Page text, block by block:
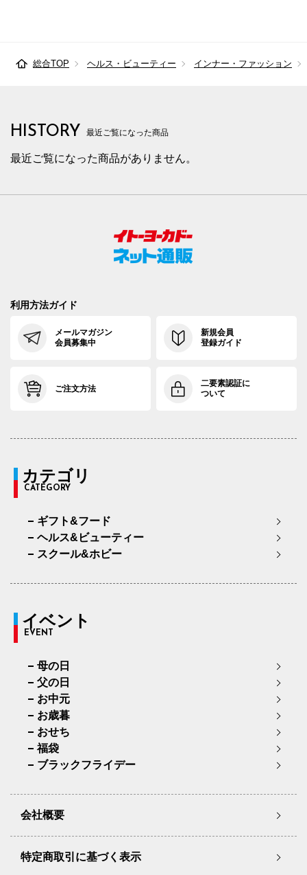
総合TOP ヘルス・ビューティー インナー・ファッション
HISTORY 最近ご覧になった商品
最近ご覧になった商品がありません。
利用方法ガイド
メールマガジン
会員募集中
新規会員
登録ガイド
ご注文方法
二要素認証に
ついて
カテゴリ
CATEGORY
ギフト&フード
ヘルス&ビューティー
スクール&ホビー
イベント
EVENT
母の日
父の日
お中元
お歳暮
おせち
福袋
ブラックフライデー
会社概要
特定商取引に基づく表示